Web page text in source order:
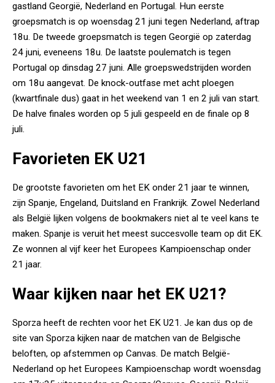
gastland Georgië, Nederland en Portugal. Hun eerste
groepsmatch is op woensdag 21 juni tegen Nederland, aftrap
18u. De tweede groepsmatch is tegen Georgië op zaterdag
24 juni, eveneens 18u. De laatste poulematch is tegen
Portugal op dinsdag 27 juni. Alle groepswedstrijden worden
om 18u aangevat. De knock-outfase met acht ploegen
(kwartfinale dus) gaat in het weekend van 1 en 2 juli van start.
De halve finales worden op 5 juli gespeeld en de finale op 8
juli.
Favorieten EK U21
De grootste favorieten om het EK onder 21 jaar te winnen,
zijn Spanje, Engeland, Duitsland en Frankrijk. Zowel Nederland
als België lijken volgens de bookmakers niet al te veel kans te
maken. Spanje is veruit het meest succesvolle team op dit EK.
Ze wonnen al vijf keer het Europees Kampioenschap onder
21 jaar.
Waar kijken naar het EK U21?
Sporza heeft de rechten voor het EK U21. Je kan dus op de
site van Sporza kijken naar de matchen van de Belgische
beloften, op afstemmen op Canvas. De match België-
Nederland op het Europees Kampioenschap wordt woensdag